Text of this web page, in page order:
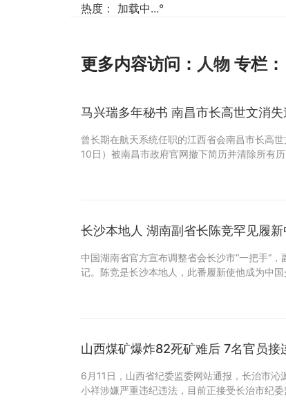
热度： 加载中...°
更多内容访问： 人物 专栏：
马兴瑞多年秘书 南昌市长高世文消
曾长期在航天系统任职的江西省会南昌市长高
10日）被南昌市政府官网撤下简历并清除所有
长沙本地人 湖南副省长陈竞罕见履
中国湖南省官方宣布调整省会长沙市“一把手”
记。陈竞是长沙本地人，此番履新使他成为中
山西煤矿爆炸82死矿难后 7名官员接
6月11日，山西省纪委监委网站通报，长治市沁
小祥涉嫌严重违纪违法，目前正接受长治市纪委